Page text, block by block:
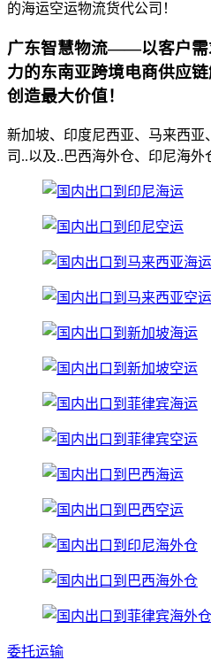
的海运空运物流货代公司！
广东智慧物流——以客户需
力的东南亚跨境电商供应
创造最大价值！
新加坡、印度尼西亚、马来西
司..以及..巴西海外仓、印尼海外
委托运输